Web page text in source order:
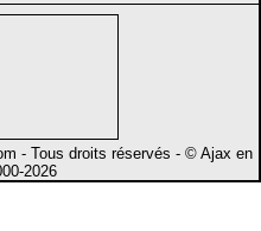
- Tous droits réservés - © Ajax en
2026